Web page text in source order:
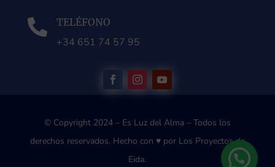
 TELÉFONO
+34 651 74 57 95
© Copyright 2024 – Es Luz del Alma – Todos los
derechos reservados. Hecho con ♥ por Los Proyectos de
Eida.